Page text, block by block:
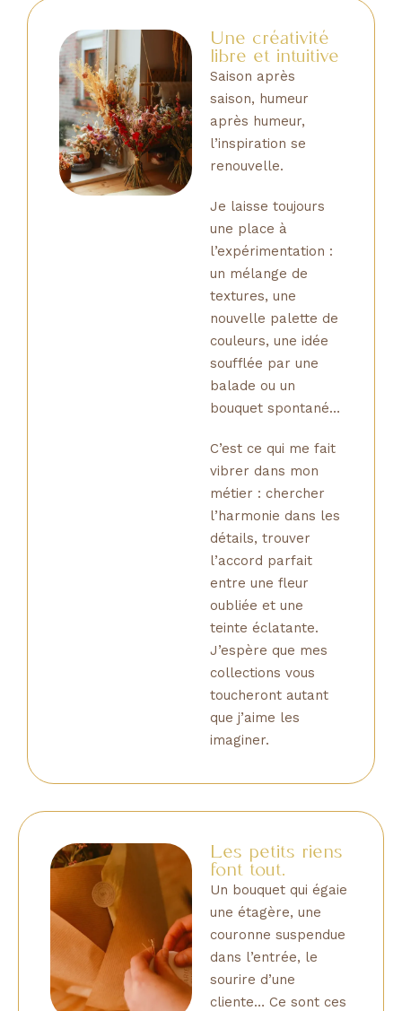
Une créativité
libre et intuitive
Saison après
saison, humeur
après humeur,
l’inspiration se
renouvelle.
Je laisse toujours
une place à
l’expérimentation :
un mélange de
textures, une
nouvelle palette de
couleurs, une idée
soufflée par une
balade ou un
bouquet spontané…
C’est ce qui me fait
vibrer dans mon
métier : chercher
l’harmonie dans les
détails, trouver
l’accord parfait
entre une fleur
oubliée et une
teinte éclatante.
J’espère que mes
collections vous
toucheront autant
que j’aime les
imaginer.
Les petits riens
font tout.
Un bouquet qui égaie
une étagère, une
couronne suspendue
dans l’entrée, le
sourire d’une
cliente… Ce sont ces